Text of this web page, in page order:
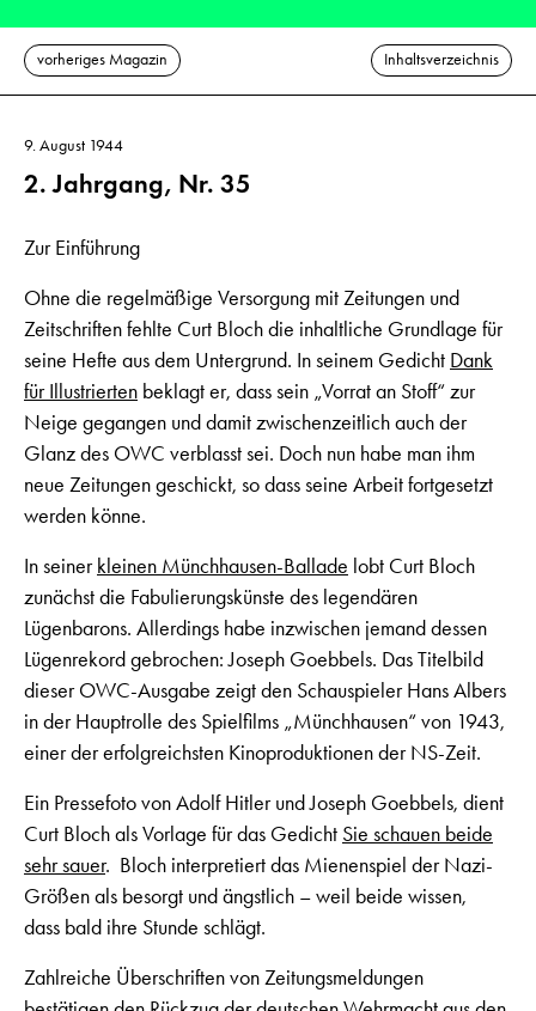
vorheriges Magazin Inhaltsverzeichnis
9. August 1944
2. Jahrgang, Nr. 35
Zur Einführung
Ohne die regelmäßige Versorgung mit Zeitungen und
Zeitschriften fehlte Curt Bloch die inhaltliche Grundlage für
seine Hefte aus dem Untergrund. In seinem Gedicht Dank
für Illustrierten beklagt er, dass sein „Vorrat an Stoff“ zur
Neige gegangen und damit zwischenzeitlich auch der
Glanz des OWC verblasst sei. Doch nun habe man ihm
neue Zeitungen geschickt, so dass seine Arbeit fortgesetzt
werden könne.
In seinerkleinen Münchhausen-Ballade lobt Curt Bloch
zunächst die Fabulierungskünste des legendären
Lügenbarons. Allerdings habe inzwischen jemand dessen
Lügenrekord gebrochen: Joseph Goebbels. Das Titelbild
dieser OWC-Ausgabe zeigt den Schauspieler Hans Albers
in der Hauptrolle des Spielfilms „Münchhausen“ von 1943,
einer der erfolgreichsten Kinoproduktionen der NS-Zeit.
Ein Pressefoto von Adolf Hitler und Joseph Goebbels, dient
Curt Bloch als Vorlage für das Gedicht Sie schauen beide
sehr sauer. Bloch interpretiert das Mienenspiel der Nazi-
Größen als besorgt und ängstlich – weil beide wissen,
dass bald ihre Stunde schlägt.
Zahlreiche Überschriften von Zeitungsmeldungen